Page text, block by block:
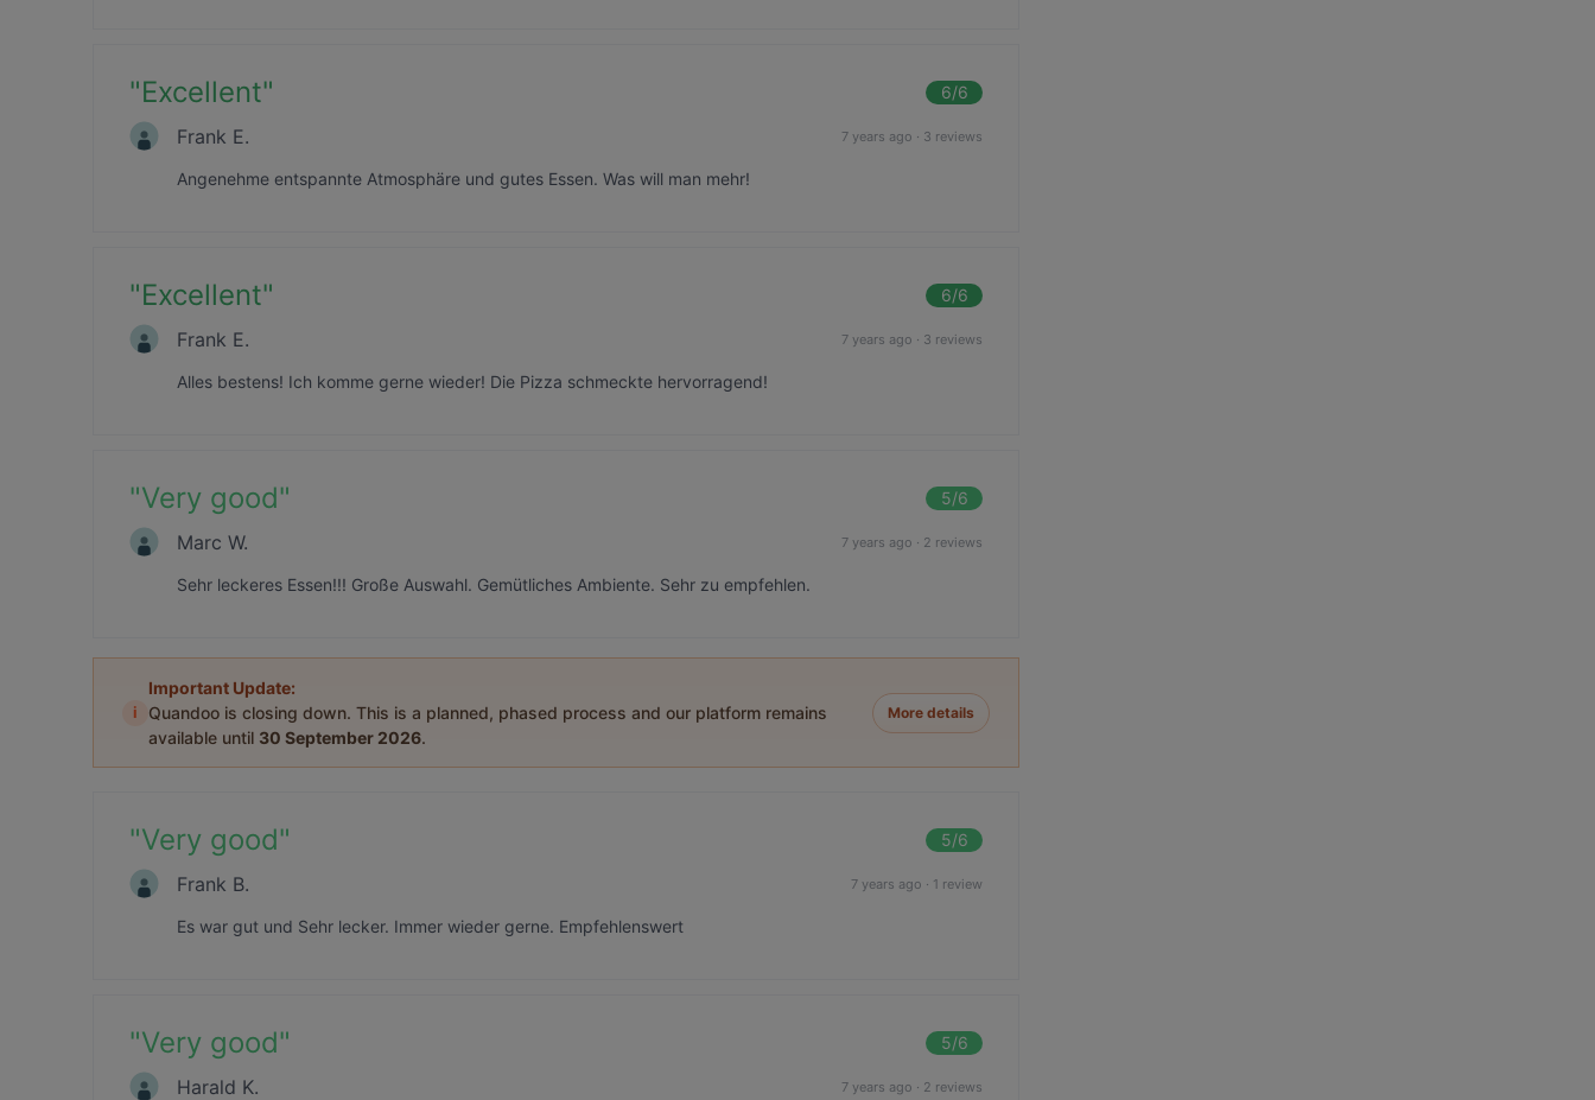
"Excellent" 6/6
Frank E. 7 years ago · 3 reviews
Angenehme entspannte Atmosphäre und gutes Essen. Was will man mehr!
"Excellent" 6/6
Frank E. 7 years ago · 3 reviews
Alles bestens! Ich komme gerne wieder! Die Pizza schmeckte hervorragend!
"Very good" 5/6
Marc W. 7 years ago · 2 reviews
Sehr leckeres Essen!!! Große Auswahl. Gemütliches Ambiente. Sehr zu empfehlen.
i
Important Update:
Quandoo is closing down. This is a planned, phased process and our platform remains
available until 30 September 2026.
More details
"Very good" 5/6
Frank B. 7 years ago · 1 review
Es war gut und Sehr lecker. Immer wieder gerne. Empfehlenswert
"Very good" 5/6
Harald K. 7 years ago · 2 reviews